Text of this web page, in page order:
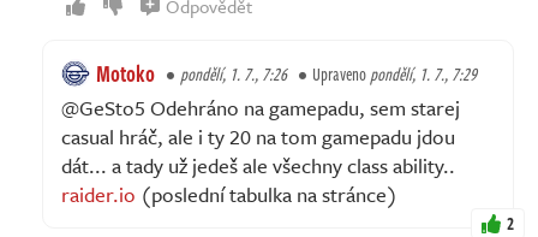
Odpovědět
Motoko pondělí, 1. 7., 7:26 Upravenopondělí, 1. 7., 7:29
@GeSto5 Odehráno na gamepadu, sem starej
casual hráč, ale i ty 20 na tom gamepadu jdou
dát... a tady už jedeš ale všechny class ability..
raider.io (poslední tabulka na stránce)
2